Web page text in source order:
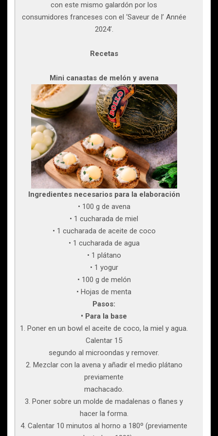
con este mismo galardón por los
consumidores franceses con el ‘Saveur de l’ Année
2024’.
Recetas
Mini canastas de melón y avena
Ingredientes necesarios para la elaboración
• 100 g de avena
• 1 cucharada de miel
• 1 cucharada de aceite de coco
• 1 cucharada de agua
• 1 plátano
• 1 yogur
• 100 g de melón
• Hojas de menta
Pasos:
• Para la base
1. Poner en un bowl el aceite de coco, la miel y agua.
Calentar 15
segundo al microondas y remover.
2. Mezclar con la avena y añadir el medio plátano
previamente
machacado.
3. Poner sobre un molde de madalenas o flanes y
hacer la forma.
4. Calentar 10 minutos al horno a 180º (previamente